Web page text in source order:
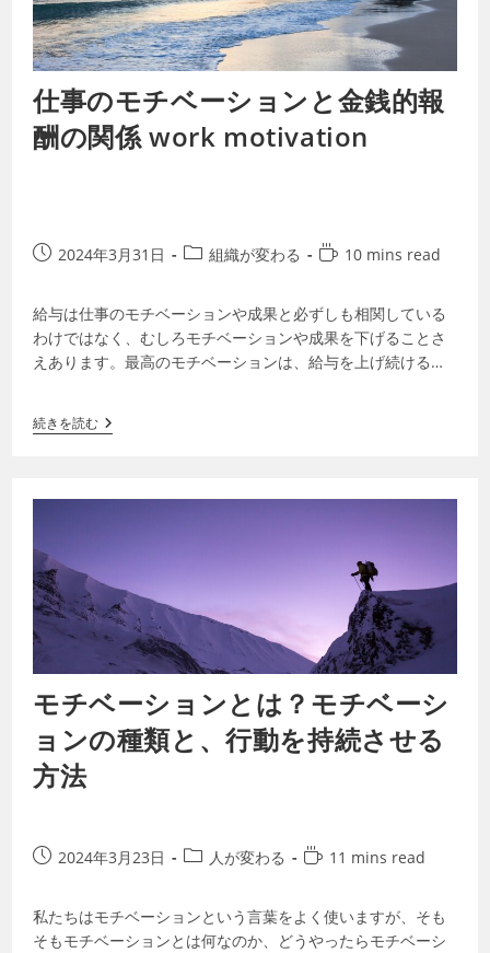
仕事のモチベーションと金銭的報
酬の関係 work motivation
2024年3月31日 組織が変わる 10 mins read
給与は仕事のモチベーションや成果と必ずしも相関している
わけではなく、むしろモチベーションや成果を下げることさ
えあります。最高のモチベーションは、給与を上げ続けるこ
続きを読む
モチベーションとは？モチベーシ
ョンの種類と、行動を持続させる
方法
2024年3月23日 人が変わる 11 mins read
私たちはモチベーションという言葉をよく使いますが、そも
そもモチベーションとは何なのか、どうやったらモチベーシ